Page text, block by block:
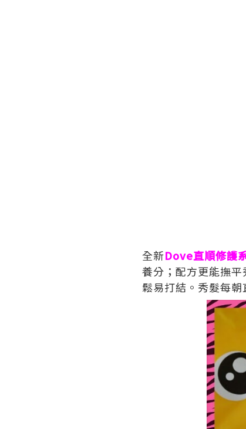
全新Dove直順修護
養分；配方更能撫
鬆易打結。秀髮每朝